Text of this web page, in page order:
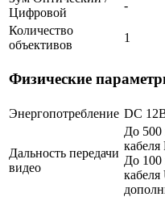
Цифровой
-
Количество
объективов
1
Физические
Энергопотребление DC
Дальность передачи
видео
До 500
До 100
кабеля